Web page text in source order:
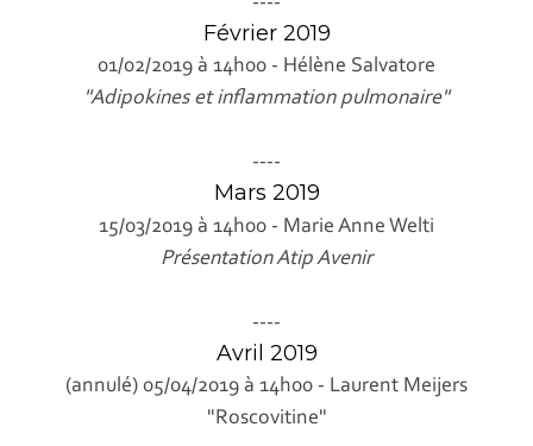
Février 2019
01/02/2019 à 14h00 - Hélène Salvatore
"Adipokines et inflammation pulmonaire"
----
Mars 2019
15/03/2019 à 14h00 - Marie Anne Welti
Présentation Atip Avenir
----
Avril 2019
(annulé) 05/04/2019 à 14h00 - Laurent Meijers
"Roscovitine"